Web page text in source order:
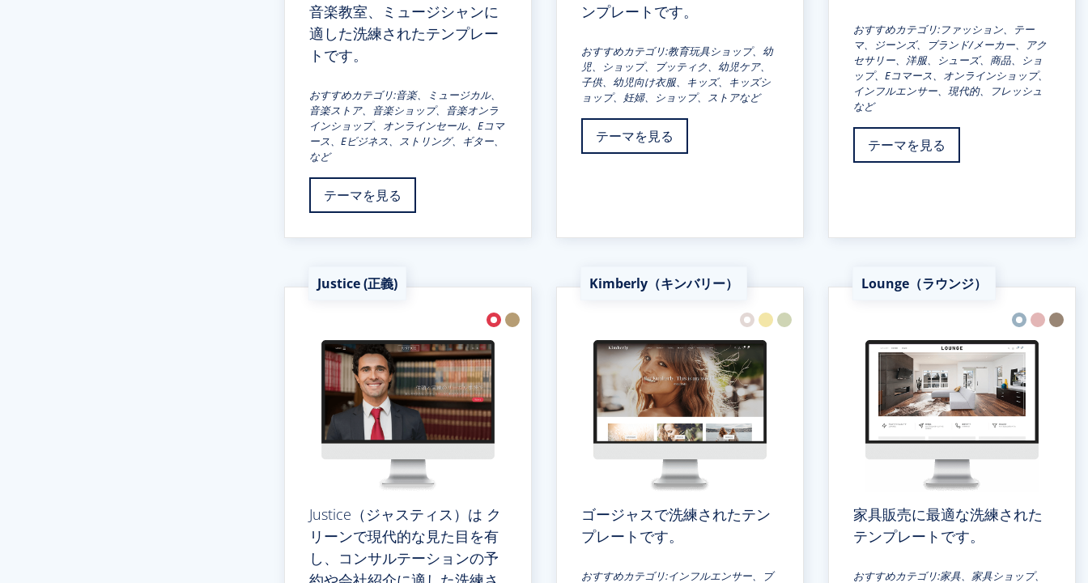
音楽教室、ミュージシャンに
適した洗練されたテンプレー
トです。
おすすめカテゴリ:音楽、ミュージカル、
音楽ストア、音楽ショップ、音楽オンラ
インショップ、オンラインセール、Eコマ
ース、Eビジネス、ストリング、ギター、
など
テーマを見る
ンプレートです。
おすすめカテゴリ:教育玩具ショップ、幼
児、ショップ、ブッティク、幼児ケア、
子供、幼児向け衣服、キッズ、キッズシ
ョップ、妊婦、ショップ、ストアなど
テーマを見る
おすすめカテゴリ:ファッション、テー
マ、ジーンズ、ブランド/メーカー、アク
セサリー、洋服、シューズ、商品、ショ
ップ、Eコマース、オンラインショップ、
インフルエンサー、現代的、フレッシュ
など
テーマを見る
Justice (正義)
Justice（ジャスティス）は ク
リーンで現代的な見た目を有
し、コンサルテーションの予
Kimberly（キンバリー）
ゴージャスで洗練されたテン
プレートです。
おすすめカテゴリ:インフルエンサー、ブ
Lounge（ラウンジ）
家具販売に最適な洗練された
テンプレートです。
おすすめカテゴリ:家具、家具ショップ、